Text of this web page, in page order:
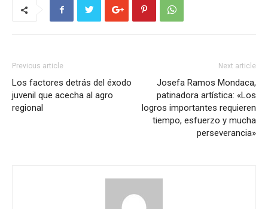
Previous article
Los factores detrás del éxodo
juvenil que acecha al agro
regional
Next article
Josefa Ramos Mondaca,
patinadora artística: «Los
logros importantes requieren
tiempo, esfuerzo y mucha
perseverancia»